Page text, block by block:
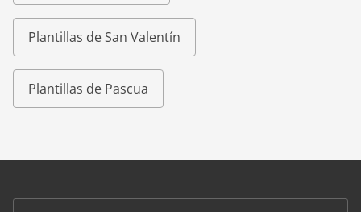
Plantillas de San Valentín
Plantillas de Pascua